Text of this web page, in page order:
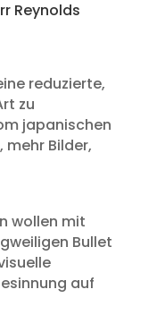
Reynolds
reduzierte,
zu
japanischen
mehr Bilder,
wollen mit
Bullet
auf